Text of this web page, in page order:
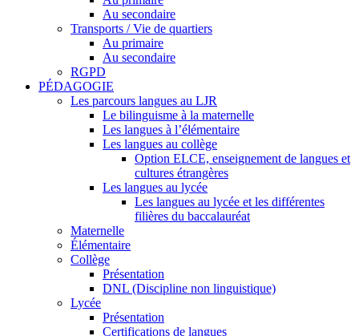
Au secondaire
Transports / Vie de quartiers
Au primaire
Au secondaire
RGPD
PÉDAGOGIE
Les parcours langues au LJR
Le bilinguisme à la maternelle
Les langues à l’élémentaire
Les langues au collège
Option ELCE, enseignement de langues et
cultures étrangères
Les langues au lycée
Les langues au lycée et les différentes
filières du baccalauréat
Maternelle
Élémentaire
Collège
Présentation
DNL (Discipline non linguistique)
Lycée
Présentation
Certifications de langues